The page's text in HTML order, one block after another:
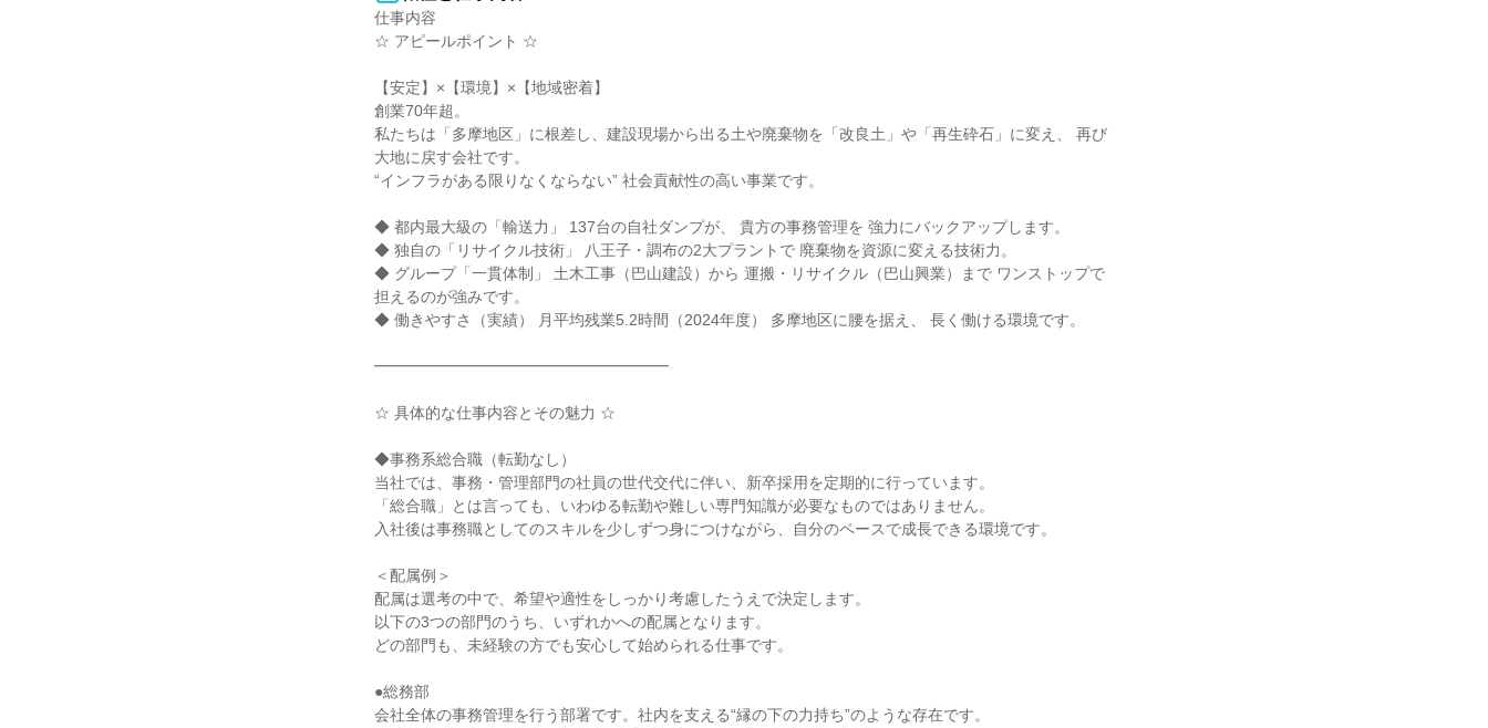
仕事内容
☆ アピールポイント ☆
【安定】×【環境】×【地域密着】
創業70年超。
私たちは「多摩地区」に根差し、建設現場から出る土や廃棄物を「改良土」や「再生砕石」に変え、 再び
大地に戻す会社です。
“インフラがある限りなくならない” 社会貢献性の高い事業です。
◆ 都内最大級の「輸送力」 137台の自社ダンプが、 貴方の事務管理を 強力にバックアップします。
◆ 独自の「リサイクル技術」 八王子・調布の2大プラントで 廃棄物を資源に変える技術力。
◆ グループ「一貫体制」 土木工事（巴山建設）から 運搬・リサイクル（巴山興業）まで ワンストップで
担えるのが強みです。
◆ 働きやすさ（実績） 月平均残業5.2時間（2024年度） 多摩地区に腰を据え、 長く働ける環境です。
━━━━━━━━━━━━━━━━━━━
☆ 具体的な仕事内容とその魅力 ☆
◆事務系総合職（転勤なし）
当社では、事務・管理部門の社員の世代交代に伴い、新卒採用を定期的に行っています。
「総合職」とは言っても、いわゆる転勤や難しい専門知識が必要なものではありません。
入社後は事務職としてのスキルを少しずつ身につけながら、自分のペースで成長できる環境です。
＜配属例＞
配属は選考の中で、希望や適性をしっかり考慮したうえで決定します。
以下の3つの部門のうち、いずれかへの配属となります。
どの部門も、未経験の方でも安心して始められる仕事です。
●総務部
会社全体の事務管理を行う部署です。社内を支える“縁の下の力持ち”のような存在です。